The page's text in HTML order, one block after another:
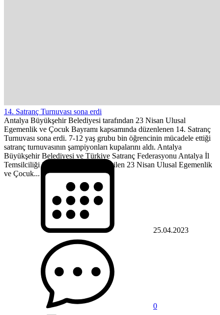
14. Satranç Turnuvası sona erdi
Antalya Büyükşehir Belediyesi tarafından 23 Nisan Ulusal
Egemenlik ve Çocuk Bayramı kapsamında düzenlenen 14. Satranç
Turnuvası sona erdi. 7-12 yaş grubu bin öğrencinin mücadele ettiği
satranç turnuvasının şampiyonları kupalarını aldı. Antalya
Büyükşehir Belediyesi ve Türkiye Satranç Federasyonu Antalya İl
Temsilciliği iş birliği ile gerçekleştirilen 23 Nisan Ulusal Egemenlik
ve Çocuk...
25.04.2023
0